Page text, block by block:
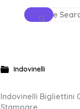
Indovinelli
Indovinelli Bigliettini
Stampare